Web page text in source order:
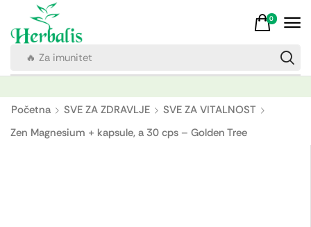
🔥 Za imunitet
0
Početna SVE ZA ZDRAVLJE
SVE ZA VITALNOST
Zen Magnesium + kapsule, a 30 cps – Golden Tree